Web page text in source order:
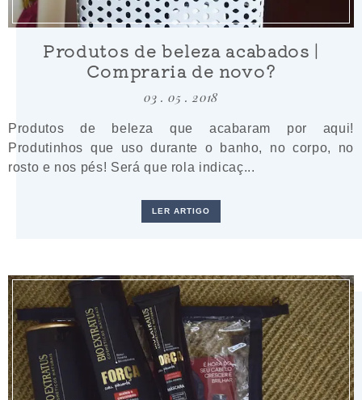
Produtos de beleza acabados |
Compraria de novo?
03 . 05 . 2018
Produtos de beleza que acabaram por aqui!
Produtinhos que uso durante o banho, no corpo, no
rosto e nos pés! Será que rola indicaç...
LER ARTIGO